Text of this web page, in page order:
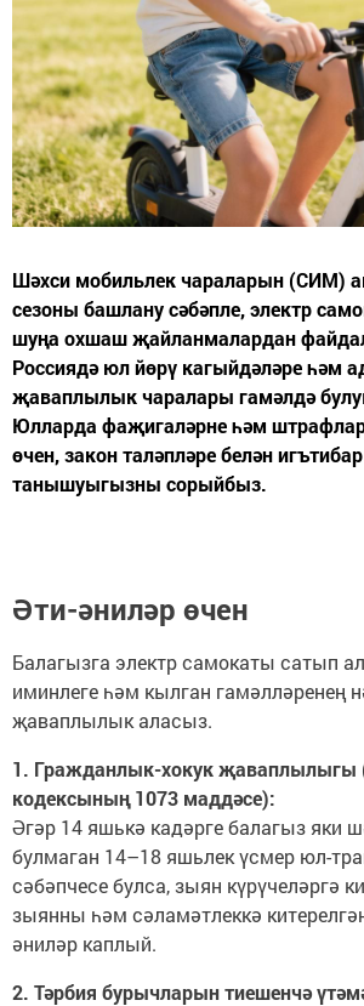
Шәхси мобильлек чараларын (СИМ)
сезоны башлану сәбәпле, электр
шуңа охшаш җайланмалардан
Россиядә юл йөрү кагыйдәләре һәм
җаваплылык чаралары гамәлдә
Юлларда фаҗигаләрне һәм
өчен, закон таләпләре белән
танышуыгызны сорыйбыз.
Әти-әниләр өчен
Балагызга электр самокаты сатып
иминлеге һәм кылган гамәлләренең
җаваплылык аласыз.
1. Гражданлык-хокук
кодексының 1073 маддәсе):
Әгәр 14 яшькә кадәрге балагыз яки
булмаган 14–18 яшьлек үсмер юл-
сәбәпчесе булса, зыян күрүчеләргә
зыянны һәм сәламәтлеккә
әниләр каплый.
2. Тәрбия бурычларын тиешенчә